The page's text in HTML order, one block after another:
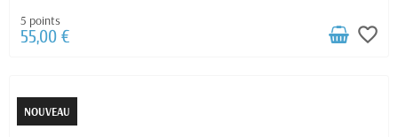
5 points
55,00 € favorite_border
NOUVEAU